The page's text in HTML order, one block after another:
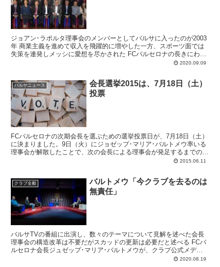
ジョアン･ラポルタ理事会のメンバーとしてバルサに入ったのが2003
年 商業主義を進めて収入を飛躍的に増やした一方、スポーツ面では
失策を連発しメッシに愛想を尽かされた FCバルセロナの長きにわた
2020.09.09
バルサニュース
会長選挙2015は、7月18日（土）
投票
FCバルセロナの次期会長を選ぶための選挙投票日が、7月18日（土）
に決まりました。9日（火）にジョゼップ･マリア･バルトメウ率いる
理事会が解散したことで、次の会長による理事会が発足するまでの期
間、代理でクラブを預かる運営委員会（コミシオン･ヘストラ）が始
2015.06.11
クラブ全般
バルトメウ「今クラブを去るのは
無責任」
バルサTVの番組に出演し、数々のテーマについて見解を述べた会長
理事会の構造改革は不要だがスカッドの更新は必要だと述べる FCバ
ルセロナ会長ジュゼップ･マリア･バルトメウが、クラブ公式メディ
2020.08.19